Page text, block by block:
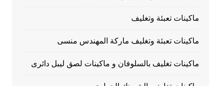
ماكينات تعبئة وتغليف
ماكينات تعبئة وتغليف ماركة المهندس منسى
ماكينات تغليف بالسلوفان و ماكينات لصق ليبل دائرى